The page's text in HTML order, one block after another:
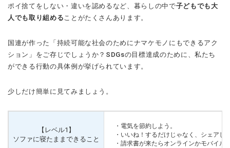
ポイ捨てをしない・違いを認めるなど、暮らしの中で子どもでも大
人でも取り組めることがたくさんあります。
国連が作った「持続可能な社会のためにナマケモノにもできるアク
ション」をご存じでしょうか？SDGsの目標達成のために、私たち
ができる行動の具体例が挙げられています。
少しだけ簡単に見てみましょう。
【レベル1】
ソファに寝たままできること
・電気を節約しよう。
・いいね！するだけじゃなく、シェアし
・請求書が来たらオンラインかモバイル